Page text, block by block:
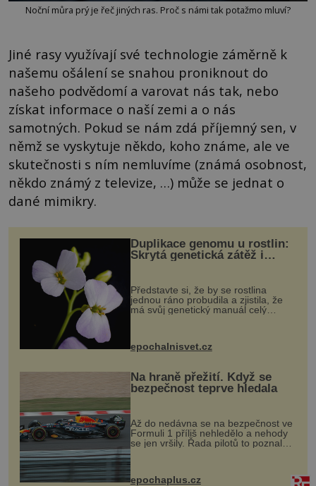
Noční můra prý je řeč jiných ras. Proč s námi tak potažmo mluví?
Jiné rasy využívají své technologie záměrně k
našemu ošálení se snahou proniknout do
našeho podvědomí a varovat nás tak, nebo
získat informace o naší zemi a o nás
samotných. Pokud se nám zdá příjemný sen, v
němž se vyskytuje někdo, koho známe, ale ve
skutečnosti s ním nemluvíme (známá osobnost,
někdo známý z televize, …) může se jednat o
dané mimikry.
Duplikace genomu u rostlin:
Skrytá genetická zátěž i
Představte si, že by se rostlina
jednou ráno probudila a zjistila, že
má svůj genetický manuál celý
vstupenka...
epochalnisvet.cz
Na hraně přežití. Když se
bezpečnost teprve hledala
Až do nedávna se na bezpečnost ve
Formuli 1 příliš nehledělo a nehody
se jen vršily. Řada pilotů to poznala
na vlastní kůži, často s trvalými
následky nebo bohužel i ztrátou
života. Dnes nepochopiteln...
epochaplus.cz